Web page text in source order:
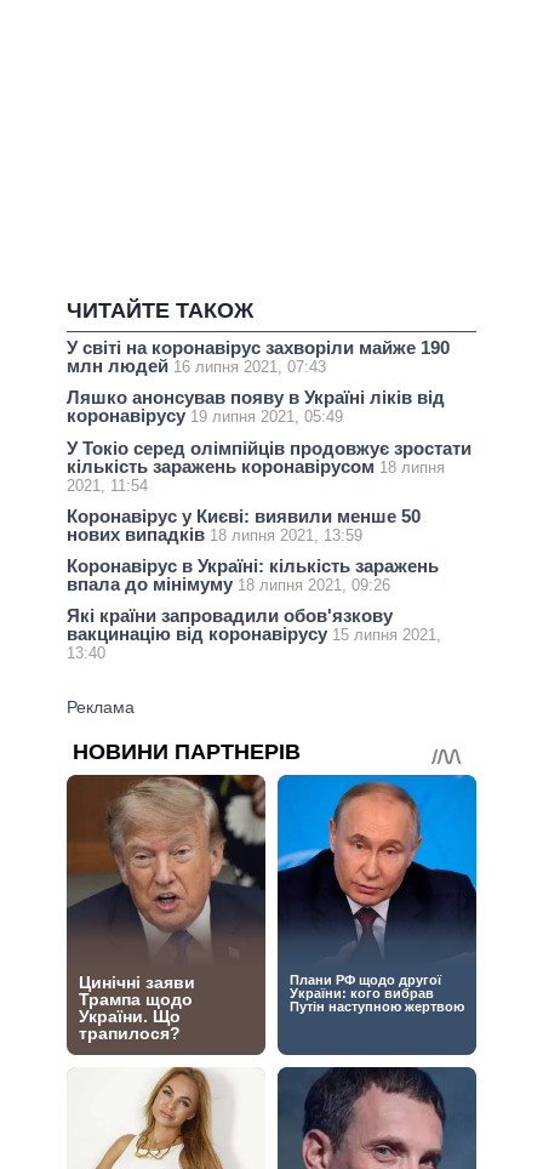
ЧИТАЙТЕ ТАКОЖ
У світі на коронавірус захворіли майже 190
млн людей 16 липня 2021, 07:43
Ляшко анонсував появу в Україні ліків від
коронавірусу 19 липня 2021, 05:49
У Токіо серед олімпійців продовжує зростати
кількість заражень коронавірусом 18 липня
2021, 11:54
Коронавірус у Києві: виявили менше 50
нових випадків 18 липня 2021, 13:59
Коронавірус в Україні: кількість заражень
впала до мінімуму 18 липня 2021, 09:26
Які країни запровадили обов'язкову
вакцинацію від коронавірусу 15 липня 2021,
13:40